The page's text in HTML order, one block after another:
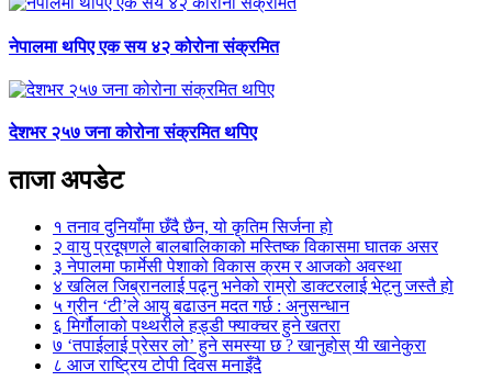
नेपालमा थपिए एक सय ४२ कोरोना संक्रमित
देशभर २५७ जना कोरोना संक्रमित थपिए
ताजा अपडेट
१ तनाव दुनियाँमा छँदै छैन, यो कृतिम सिर्जना हो
२ वायु प्रदूषणले बालबालिकाको मस्तिष्क विकासमा घातक असर
३ नेपालमा फार्मेसी पेशाको विकास क्रम र आजको अवस्था
४ खलिल जिब्रानलाई पढ्नु भनेको राम्रो डाक्टरलाई भेट्नु जस्तै हो
५ग्रीन ‘टी’ले आयु बढाउन मदत गर्छ : अनुसन्धान
६ मिर्गौलाको पथ्थरीले हड्डी फ्याक्चर हुने खतरा
७ ‘तपाईलाई प्रेसर लो’ हुने समस्या छ ? खानुहोस् यी खानेकुरा
८ आज राष्ट्रिय टोपी दिवस मनाइँदै